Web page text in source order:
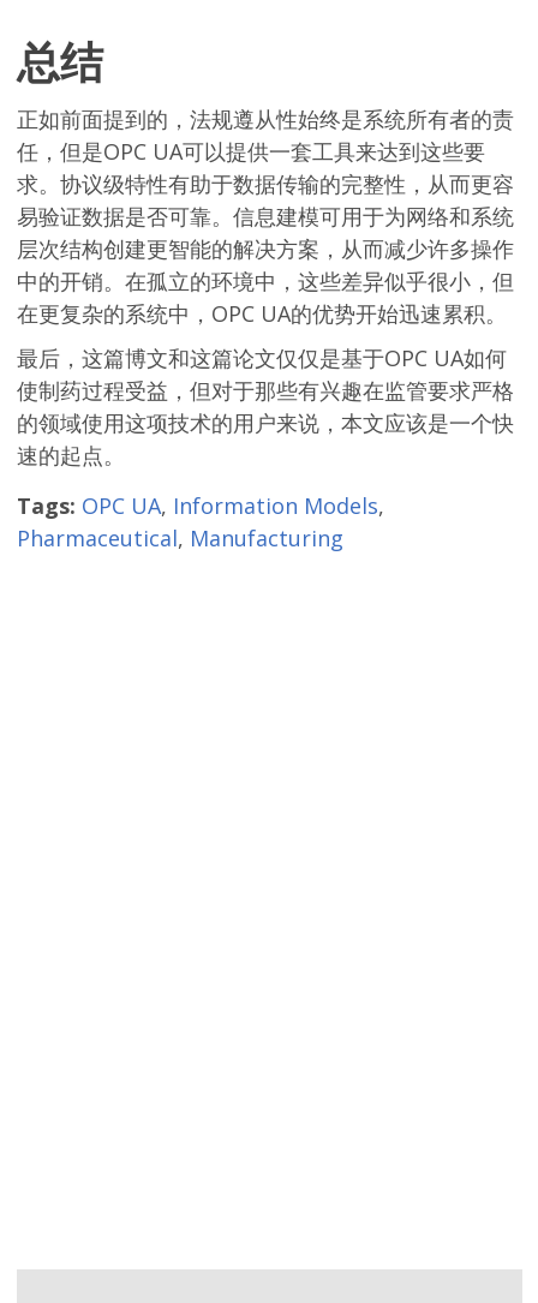
总结
正如前面提到的，法规遵从性始终是系统所有者的责
任，但是OPC UA可以提供一套工具来达到这些要
求。协议级特性有助于数据传输的完整性，从而更容
易验证数据是否可靠。信息建模可用于为网络和系统
层次结构创建更智能的解决方案，从而减少许多操作
中的开销。在孤立的环境中，这些差异似乎很小，但
在更复杂的系统中，OPC UA的优势开始迅速累积。
最后，这篇博文和这篇论文仅仅是基于OPC UA如何
使制药过程受益，但对于那些有兴趣在监管要求严格
的领域使用这项技术的用户来说，本文应该是一个快
速的起点。
Tags: OPC UA, Information Models,
Pharmaceutical, Manufacturing